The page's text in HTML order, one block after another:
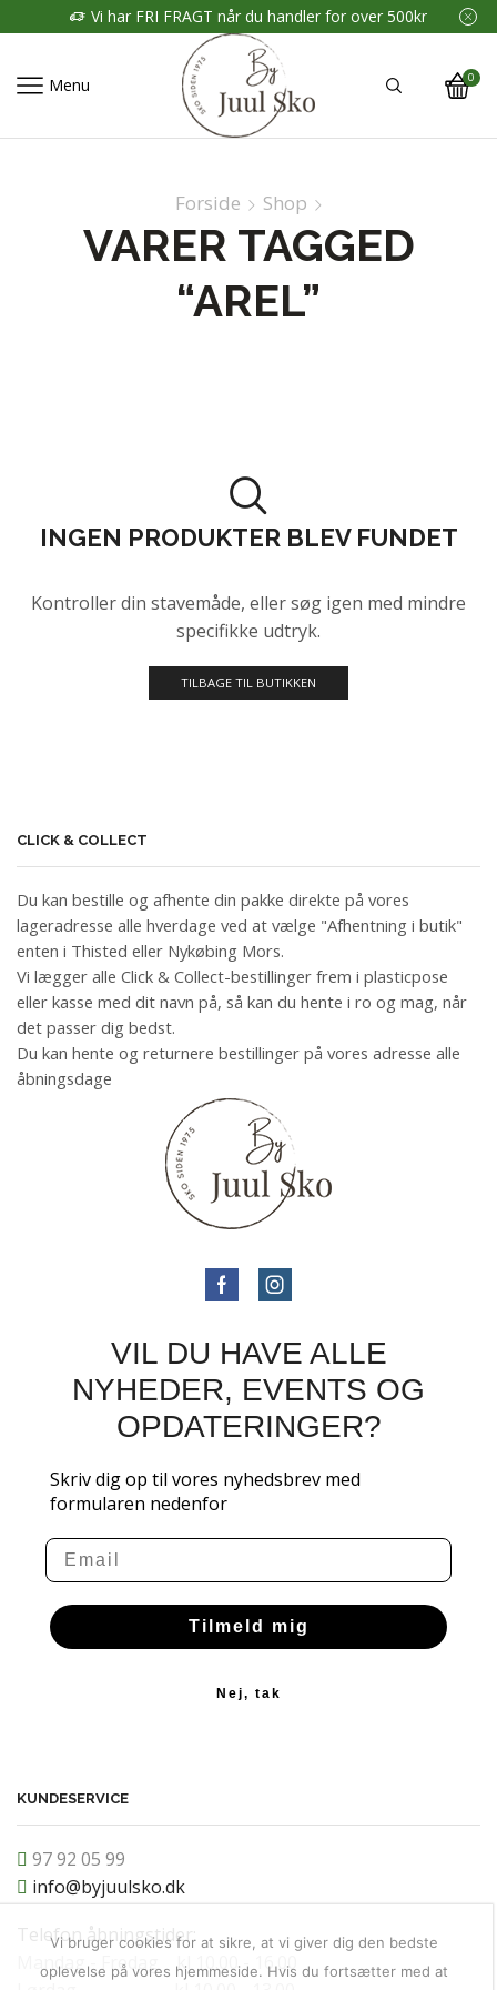
Vi har FRI FRAGT når du handler for over 500kr
Menu 0
Forside Shop
VARER TAGGED
“AREL”
INGEN PRODUKTER BLEV FUNDET
Kontroller din stavemåde, eller søg igen med mindre
specifikke udtryk.
TILBAGE TIL BUTIKKEN
CLICK & COLLECT
Du kan bestille og afhente din pakke direkte på vores
lageradresse alle hverdage ved at vælge "Afhentning i butik"
enten i Thisted eller Nykøbing Mors.
Vi lægger alle Click & Collect-bestillinger frem i plasticpose
eller kasse med dit navn på, så kan du hente i ro og mag, når
det passer dig bedst.
Du kan hente og returnere bestillinger på vores adresse alle
åbningsdage
VIL DU HAVE ALLE
NYHEDER, EVENTS OG
OPDATERINGER?
Skriv dig op til vores nyhedsbrev med
formularen nedenfor
Email
Tilmeld mig
Nej, tak
KUNDESERVICE
97 92 05 99
info@byjuulsko.dk
Telefon åbningstider:
Mandag - Fredag kl 10.00 - 16.00
Vi bruger cookies for at sikre, at vi giver dig den bedste
oplevelse på vores hjemmeside. Hvis du fortsætter med at